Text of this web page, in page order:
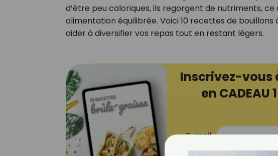
d’être peu caloriques, ils regorgent de nutriments,
alimentation équilibrée. Voici 10 recettes de
aider à diversifier vos repas tout en restant légers.
Inscrivez-vous
en CADEAU
E-mail